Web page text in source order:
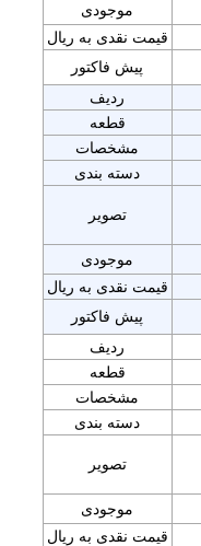
موجودی
قیمت نقدی به ریال
پیش فاکتور
ردیف
قطعه
مشخصات
دسته بندی
تصویر
موجودی
قیمت نقدی به ریال
پیش فاکتور
ردیف
قطعه
مشخصات
دسته بندی
تصویر
موجودی
قیمت نقدی به ریال